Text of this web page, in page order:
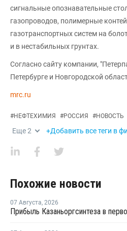
сигнальные опознавательные
газопроводов, полимерные
газотранспортных систем на
и в нестабильных грунтах.
Согласно сайту компании,
Петербурге и Новгородской
mrc.ru
#НЕФТЕХИМИЯ #РОССИЯ #НОВОСТЬ
Еще2 +Добавить все теги в
Похожие новости
07 Августа, 2026